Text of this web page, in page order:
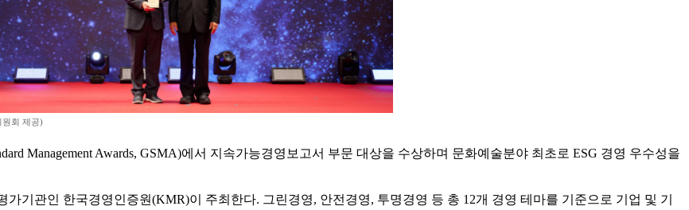
원회 제공)
Management Awards, GSMA)에서 지속가능경영보고서 부문 대상을 수상하며 문화예술분야 최초로 ESG 경영 우수성을
가기관인 한국경영인증원(KMR)이 주최한다. 그린경영, 안전경영, 투명경영 등 총 12개 경영 테마를 기준으로 기업 및 기